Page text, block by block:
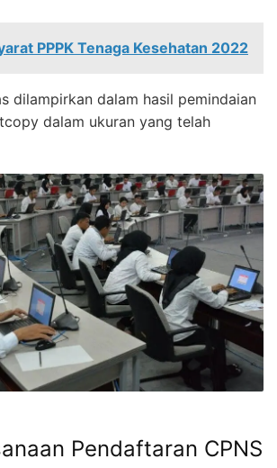
PPPK Tenaga Kesehatan 2022
dilampirkan dalam hasil pemindaian
dalam ukuran yang telah
Pendaftaran CPNS